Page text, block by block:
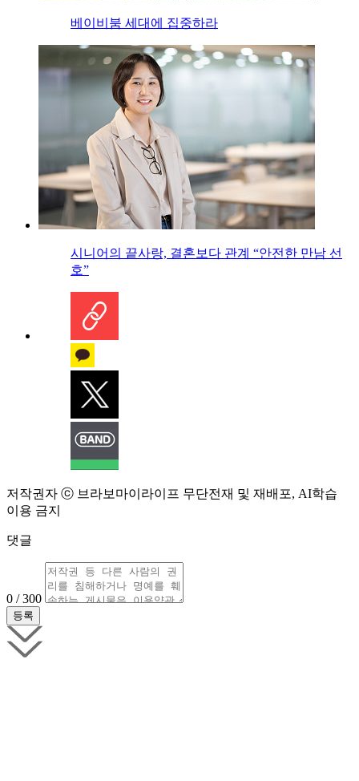
베이비붐 세대에 집중하라
시니어의 끝사랑, 결혼보다 관계 “안전한 만남 선
호”
저작권자 ⓒ 브라보마이라이프 무단전재 및 재배포, AI학습
이용 금지
댓글
0 / 300